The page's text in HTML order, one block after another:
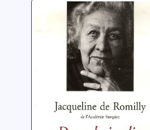
Dans le jardin
des mots
Romilly, Jacqueline de